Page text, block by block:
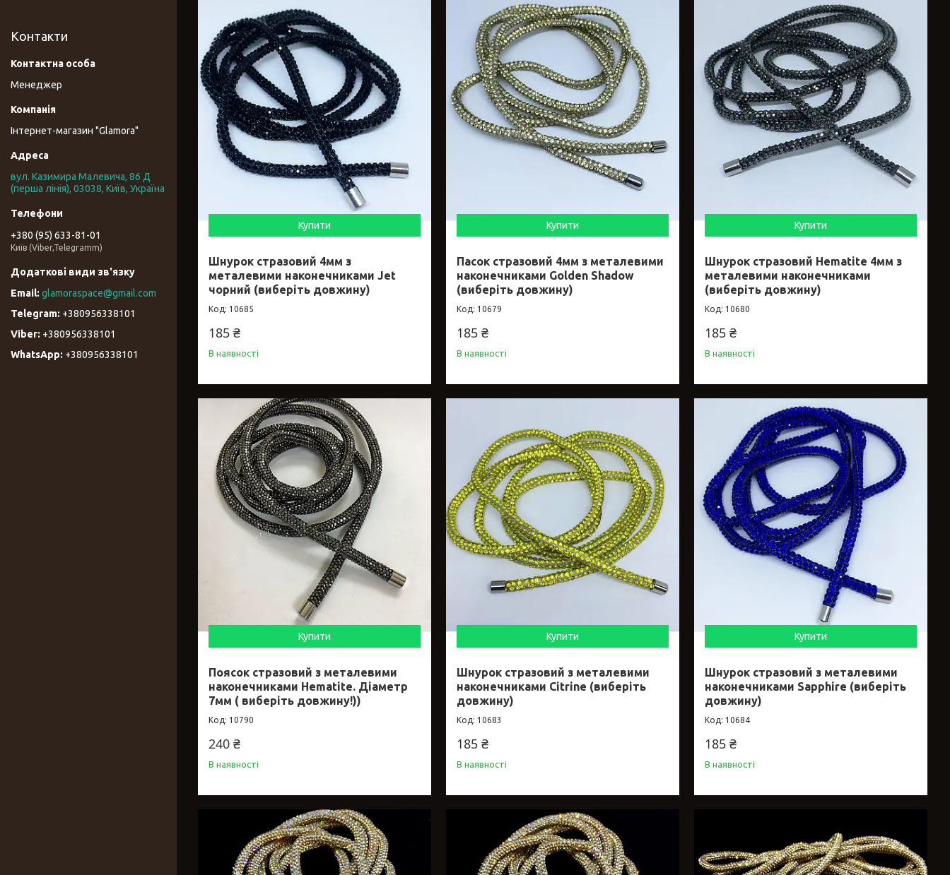
Купити
Шнурок стразовий 4мм з
металевими наконечниками Jet
чорний (виберіть довжину)
10685
185 ₴
В наявності
Купити
Пасок стразовий 4мм з металевими
наконечниками Golden Shadow
(виберіть довжину)
10679
185 ₴
В наявності
Купити
Шнурок стразовий Hematite 4мм з
металевими наконечниками
(виберіть довжину)
10680
185 ₴
В наявності
Купити
Поясок стразовий з металевими
наконечниками Hematite. Діаметр
7мм ( виберіть довжину!))
10790
240 ₴
В наявності
Купити
Шнурок стразовий з металевими
наконечниками Citrine (виберіть
довжину)
10683
185 ₴
В наявності
Купити
Шнурок стразовий з металевими
наконечниками Sapphire (виберіть
довжину)
10684
185 ₴
В наявності
Контакти
Менеджер
Інтернет-магазин "Glamora"
вул. Казимира Малевича, 86 Д
(перша лінія), 03038, Київ, Україна
+380 (95) 633-81-01
Київ (Viber,Telegramm)
glamoraspace@gmail.com
+380956338101
+380956338101
+380956338101